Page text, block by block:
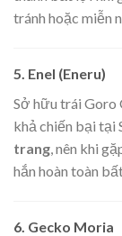
tránh hoặc miễn
5. Enel (Eneru)
Sở hữu trái Goro
khả chiến bại tại
trang, nên khi
hắn hoàn toàn
6. Gecko Moria